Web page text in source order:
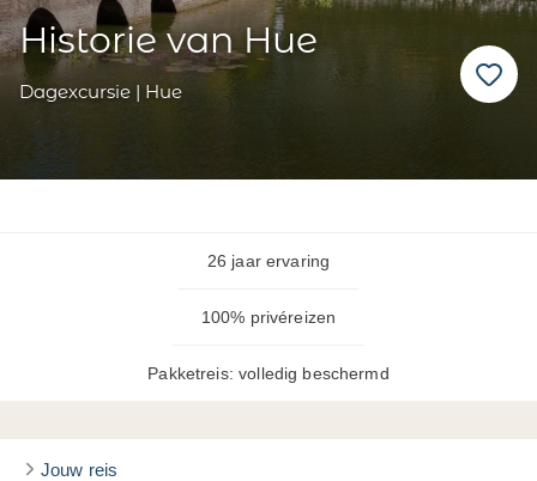
Historie van Hue
Dagexcursie | Hue
26 jaar ervaring
100% privéreizen
Pakketreis: volledig beschermd
Jouw reis